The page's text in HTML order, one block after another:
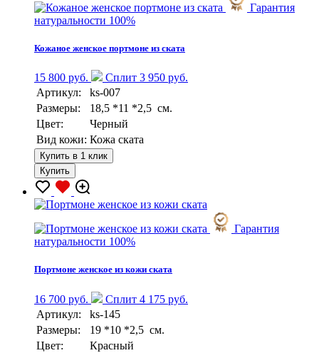
Гарантия
натуральности 100%
Кожаное женское портмоне из ската
15 800 руб.
Сплит 3 950 руб.
Артикул:
ks-007
Размеры:
18,5 *11 *2,5 см.
Цвет:
Черный
Вид кожи: Кожа ската
Купить в 1 клик
Купить
Гарантия
натуральности 100%
Портмоне женское из кожи ската
16 700 руб.
Сплит 4 175 руб.
Артикул:
ks-145
Размеры:
19 *10 *2,5 см.
Цвет:
Красный